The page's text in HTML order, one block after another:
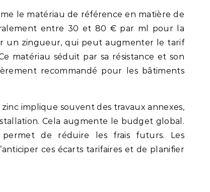
le matériau de référence en matière de
entre 30 et 80 € par ml pour la
un zingueur, qui peut augmenter le tarif
matériau séduit par sa résistance et son
recommandé pour les bâtiments
implique souvent des travaux annexes,
Cela augmente le budget global.
de réduire les frais futurs. Les
ces écarts tarifaires et de planifier